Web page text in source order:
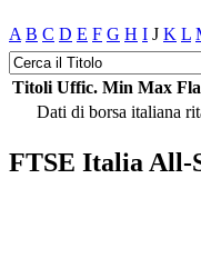
A B C D E F G H I J K L
Titoli Uffic. Min Max
Dati di borsa italiana
FTSE Italia All-